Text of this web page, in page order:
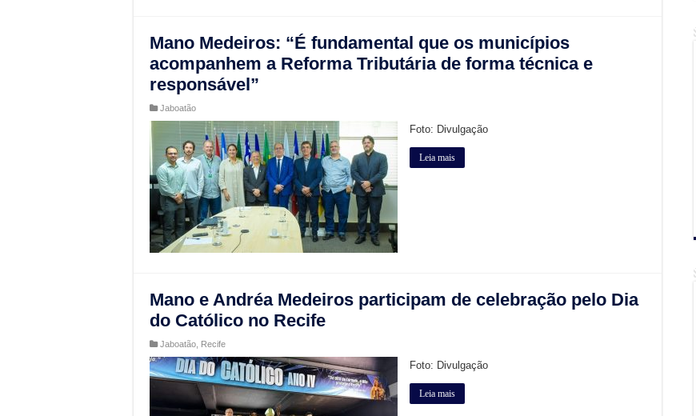
Mano Medeiros: “É fundamental que os municípios
acompanhem a Reforma Tributária de forma técnica e
responsável”
Jaboatão
Foto: Divulgação
Leia mais
Mano e Andréa Medeiros participam de celebração pelo Dia
do Católico no Recife
Jaboatão Recife
Foto: Divulgação
Leia mais